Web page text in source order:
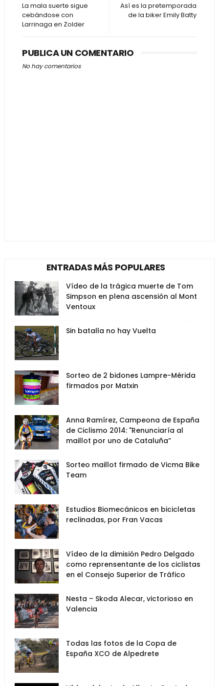
Así es la pretemporada
de la biker Emily Batty
La mala suerte sigue
cebándose con
Larrinaga en Zolder
PUBLICA UN COMENTARIO
No hay comentarios
ENTRADAS MÁS POPULARES
Vídeo de la trágica muerte de Tom
Simpson en plena ascensión al Mont
Ventoux
Sin batalla no hay Vuelta
Sorteo de 2 bidones Lampre-Mérida
firmados por Matxin
Anna Ramírez, Campeona de España
de Ciclismo 2014: "Renunciaría al
maillot por uno de Cataluña”
Sorteo maillot firmado de Vicma Bike
Team
Estudios Biomecánicos en bicicletas
reclinadas, por Fran Vacas
Vídeo de la dimisión Pedro Delgado
como reprensentante de los ciclistas
en el Consejo Superior de Tráfico
Nesta – Skoda Alecar, victorioso en
Valencia
Todas las fotos de la Copa de
España XCO de Alpedrete